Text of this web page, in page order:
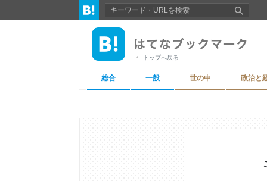
トップへ戻る
総合 一般 世の中 政治と